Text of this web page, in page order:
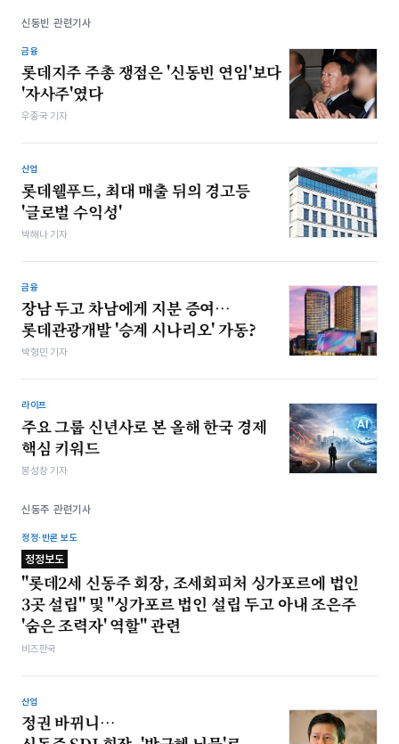
신동빈 관련기사
금융
롯데지주 주총 쟁점은 '신동빈 연임'보다
'자사주'였다
우종국 기자
산업
롯데웰푸드, 최대 매출 뒤의 경고등
'글로벌 수익성'
박해나 기자
금융
장남 두고 차남에게 지분 증여…
롯데관광개발 '승계 시나리오' 가동?
박형민 기자
라이프
주요 그룹 신년사로 본 올해 한국 경제
핵심 키워드
봉성창 기자
신동주 관련기사
정정·반론 보도
정정보도
"롯데2세 신동주 회장, 조세회피처 싱가포르에 법인
3곳 설립" 및 "싱가포르 법인 설립 두고 아내 조은주
'숨은 조력자' 역할" 관련
비즈한국
산업
정권 바뀌니…